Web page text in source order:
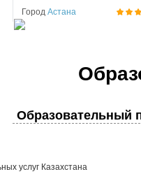
Город Астана
Образовательный
услуг Казахстана